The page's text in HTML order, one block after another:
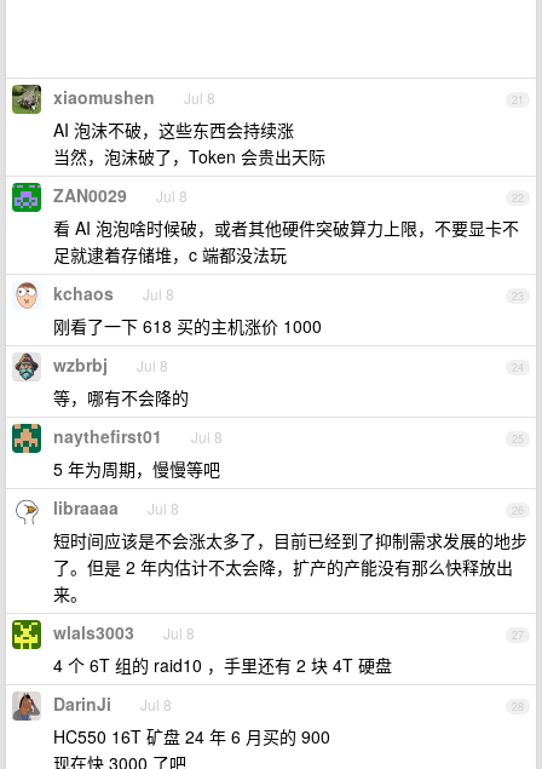
21
xiaomushen Jul 8
AI 泡沫不破，这些东西会持续涨
当然，泡沫破了，Token 会贵出天际
22
ZAN0029 Jul 8
看 AI 泡泡啥时候破，或者其他硬件突破算力上限，不要显卡不
足就逮着存储堆，c 端都没法玩
23
kchaos Jul 8
刚看了一下 618 买的主机涨价 1000
24
wzbrbj Jul 8
等，哪有不会降的
25
naythefirst01 Jul 8
5 年为周期，慢慢等吧
26
libraaaa Jul 8
短时间应该是不会涨太多了，目前已经到了抑制需求发展的地步
了。但是 2 年内估计不太会降，扩产的产能没有那么快释放出
来。
27
wlals3003 Jul 8
4 个 6T 组的 raid10 ，手里还有 2 块 4T 硬盘
28
DarinJi Jul 8
HC550 16T 矿盘 24 年 6 月买的 900
现在快 3000 了吧